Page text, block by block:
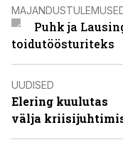
Puhk ja
toidutöösturiteks
UUDISED
Elering kuulutas
välja